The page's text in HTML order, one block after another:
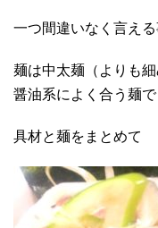
一つ間違いなく言え
麺は中太麺（よりも
醤油系によく合う麺で
具材と麺をまとめて